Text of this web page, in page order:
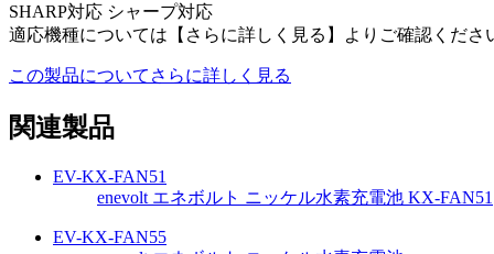
SHARP対応 シャープ対応
適応機種については【さらに詳しく見る】よりご確認くださ
この製品についてさらに詳しく見る
関連製品
EV-KX-FAN51
enevolt エネボルト ニッケル水素充電池 KX-FAN51
EV-KX-FAN55